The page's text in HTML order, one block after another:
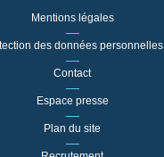
Mentions légales
des données personnelles
Contact
Espace presse
Plan du site